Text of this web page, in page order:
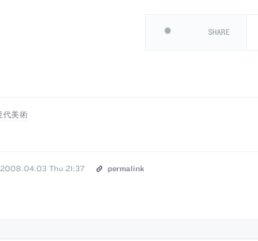
SHARE
代美術
2008.04.03 Thu 21:37 permalink